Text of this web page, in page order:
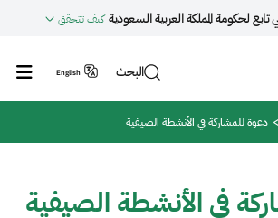
لحكومة المملكة العربية السعودية كيف تتحقق
البحث English
دعوة للمشاركة في الأنشطة الصيفية
في الأنشطة الصيفية